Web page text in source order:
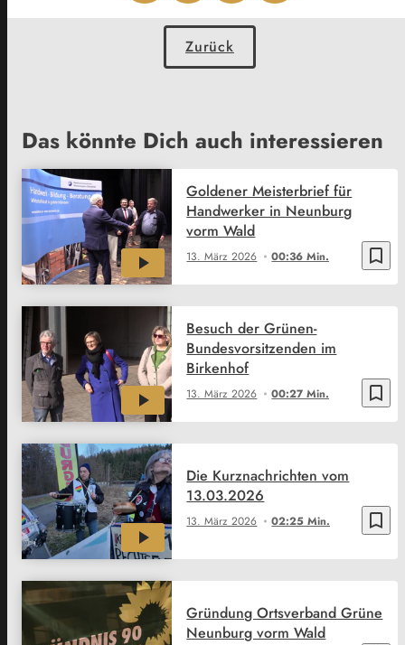
Zurück
Das könnte Dich auch interessieren
bookmark_border
13. März 2026 00:36 Min.
Goldener Meisterbrief für
Handwerker in Neunburg
vorm Wald
bookmark_border
13. März 2026 00:27 Min.
Besuch der Grünen-
Bundesvorsitzenden im
Birkenhof
bookmark_border
13. März 2026 02:25 Min.
Die Kurznachrichten vom
13.03.2026
Gründung Ortsverband Grüne
Neunburg vorm Wald